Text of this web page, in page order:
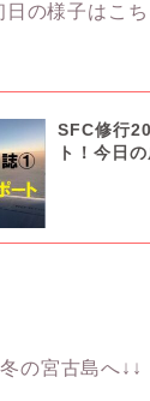
の様子はこち
SFC修行
ト！今日
の宮古島へ↓↓